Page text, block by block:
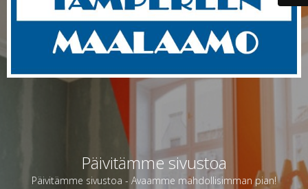
Päivitämme sivustoa
Päivitämme sivustoa - Avaamme mahdollisimman pian!